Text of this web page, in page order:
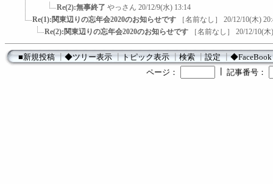
Re(2):無事終了 やっさん 20/12/9(水) 13:14
Re(1):関東辺りの忘年会2020のお知らせです
［名前なし］
20/12/10(木)
Re(2):関東辺りの忘年会2020のお知らせです
［名前なし］ 20/12/10(木
■新規投稿┃◆ツリー表示┃トピック表示┃検索┃設定┃◆FaceBook
ページ：
記事番号：